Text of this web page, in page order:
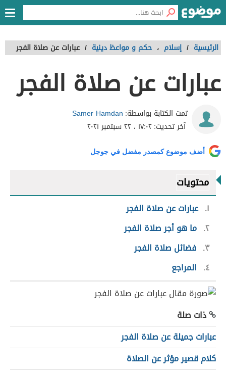
الرئيسية / إسلام ، حكم و مواعظ دينية / عبارات عن صلاة الفجر
عبارات عن صلاة الفجر
تمت الكتابة بواسطة: Samer Hamdan
آخر تحديث:١٧:٠٢ ، ٢٢ سبتمبر ٢٠٢١
أضف موضوع كمصدر مفضل في جوجل
محتويات
١ عبارات عن صلاة الفجر
٢ ما هو أجر صلاة الفجر
٣ فضائل صلاة الفجر
٤
المراجع
ذات صلة
عبارات جميلة عن صلاة الفجر
كلام قصير مؤثر عن الصلاة